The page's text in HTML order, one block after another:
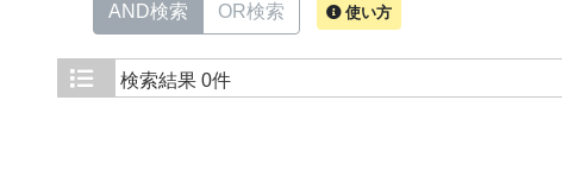
AND検索 OR検索 使い方
検索結果 0件